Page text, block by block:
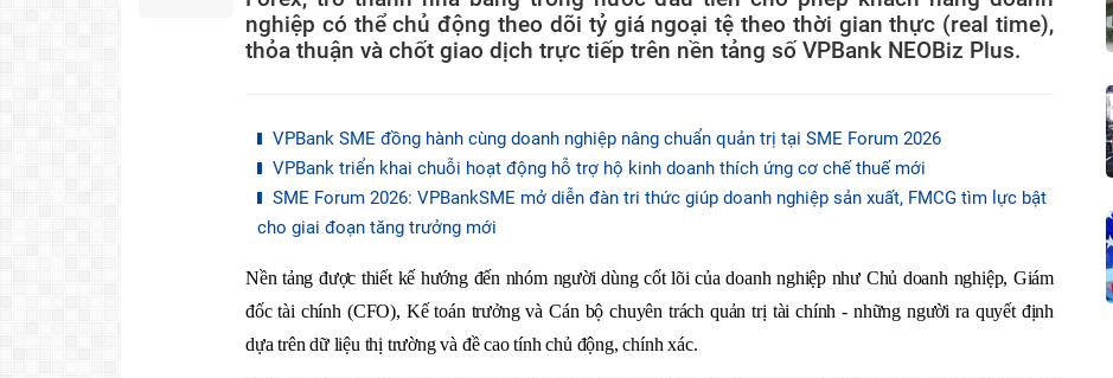
nghiệp có thể chủ động theo dõi tỷ giá ngoại tệ theo thời gian thực (real time),
thỏa thuận và chốt giao dịch trực tiếp trên nền tảng số VPBank NEOBiz Plus.
VPBank SME đồng hành cùng doanh nghiệp nâng chuẩn quản trị tại SME Forum 2026
VPBank triển khai chuỗi hoạt động hỗ trợ hộ kinh doanh thích ứng cơ chế thuế mới
SME Forum 2026: VPBankSME mở diễn đàn tri thức giúp doanh nghiệp sản xuất, FMCG tìm lực bật
cho giai đoạn tăng trưởng mới
Nền tảng được thiết kế hướng đến nhóm người dùng cốt lõi của doanh nghiệp như Chủ doanh nghiệp, Giám
đốc tài chính (CFO), Kế toán trưởng và Cán bộ chuyên trách quản trị tài chính - những người ra quyết định
dựa trên dữ liệu thị trường và đề cao tính chủ động, chính xác.